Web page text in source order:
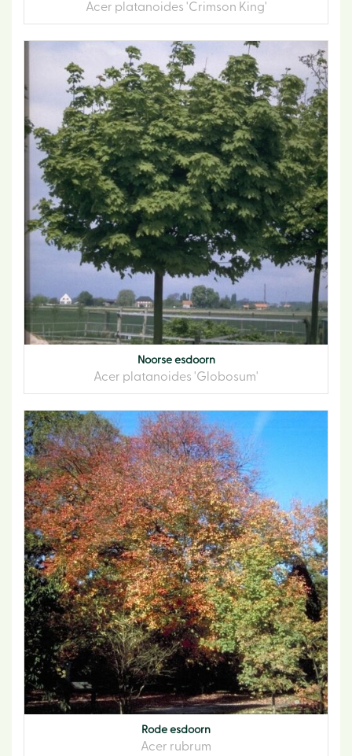
Acer platanoides 'Crimson King'
Noorse esdoorn
Acer platanoides 'Globosum'
Rode esdoorn
Acer rubrum